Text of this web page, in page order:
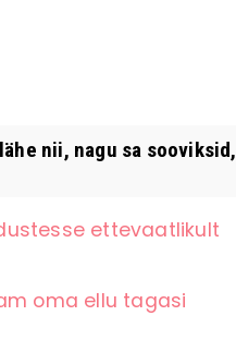
nii, nagu sa sooviksid,
ettevaatlikult
oma ellu tagasi